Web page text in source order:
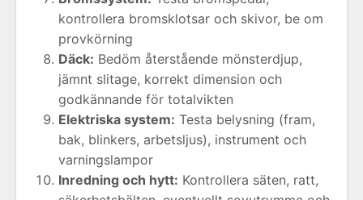
kontrollera bromsklotsar och skivor, be om
provkörning
Däck: Bedöm återstående mönsterdjup,
jämnt slitage, korrekt dimension och
godkännande för totalvikten
Elektriska system: Testa belysning (fram,
bak, blinkers, arbetsljus), instrument och
varningslampor
Inredning och hytt: Kontrollera säten, ratt,